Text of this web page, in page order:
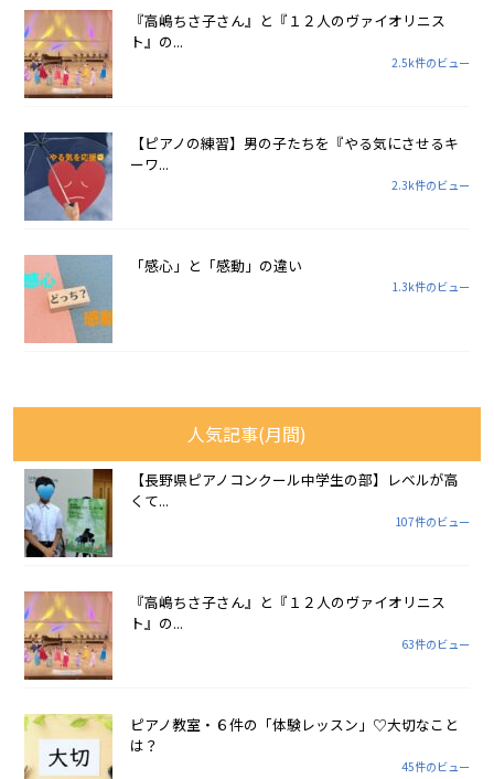
『高嶋ちさ子さん』と『１２人のヴァイオリニス
ト』の...
2.5k件のビュー
【ピアノの練習】男の子たちを『やる気にさせるキ
ーワ...
2.3k件のビュー
「感心」と「感動」の違い
1.3k件のビュー
人気記事(月間)
【長野県ピアノコンクール中学生の部】レベルが高
くて...
107件のビュー
『高嶋ちさ子さん』と『１２人のヴァイオリニス
ト』の...
63件のビュー
ピアノ教室・６件の「体験レッスン」♡大切なこと
は？
45件のビュー